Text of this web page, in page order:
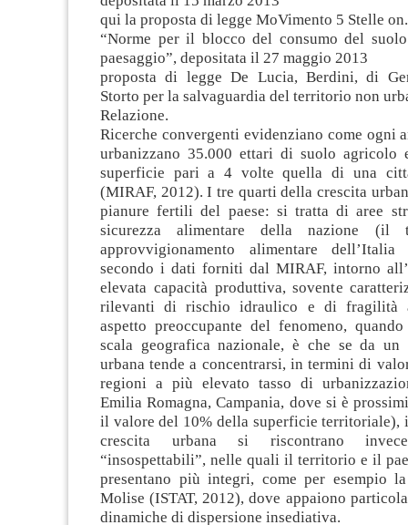
qui la proposta di legge MoVimento 5 Stelle
“Norme per il blocco del consumo del
paesaggio”, depositata il 27 maggio 2013
proposta di legge De Lucia, Berdini, di
Storto per la salvaguardia del territorio non
Relazione.
Ricerche convergenti evidenziano come ogni
urbanizzano 35.000 ettari di suolo agricolo
superficie pari a 4 volte quella di una
(MIRAF, 2012). I tre quarti della crescita
pianure fertili del paese: si tratta di aree
sicurezza alimentare della nazione (il
approvvigionamento alimentare dell’Italia
secondo i dati forniti dal MIRAF, intorno
elevata capacità produttiva, sovente
rilevanti di rischio idraulico e di fragilità
aspetto preoccupante del fenomeno,
scala geografica nazionale, è che se da
urbana tende a concentrarsi, in termini di
regioni a più elevato tasso di
Emilia Romagna, Campania, dove si è
il valore del 10% della superficie territoriale),
crescita urbana si riscontrano
“insospettabili”, nelle quali il territorio e il
presentano più integri, come per esempio
Molise (ISTAT, 2012), dove appaiono
dinamiche di dispersione insediativa.